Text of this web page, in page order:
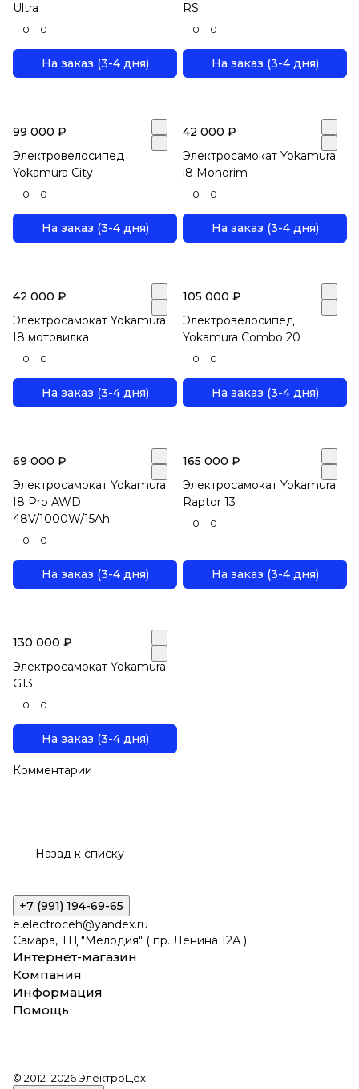
Ultra
0 0
На заказ (3-4 дня)
RS
0 0
На заказ (3-4 дня)
99 000 ₽
Электровелосипед
Yokamura City
0 0
На заказ (3-4 дня)
42 000 ₽
Электросамокат Yokamura
i8 Monorim
0 0
На заказ (3-4 дня)
42 000 ₽
Электросамокат Yokamura
I8 мотовилка
0 0
На заказ (3-4 дня)
105 000 ₽
Электровелосипед
Yokamura Combo 20
0 0
На заказ (3-4 дня)
69 000 ₽
Электросамокат Yokamura
I8 Pro AWD
48V/1000W/15Ah
0 0
На заказ (3-4 дня)
165 000 ₽
Электросамокат Yokamura
Raptor 13
0 0
На заказ (3-4 дня)
130 000 ₽
Электросамокат Yokamura
G13
0 0
На заказ (3-4 дня)
Комментарии
Назад к списку
+7 (991) 194-69-65
e.electroceh@yandex.ru
Самара, ТЦ "Мелодия" ( пр. Ленина 12А )
Интернет-магазин
Компания
Информация
Помощь
© 2012–2026 ЭлектроЦех